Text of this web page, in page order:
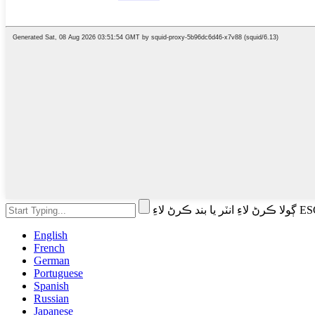
English
French
German
Portuguese
Spanish
Russian
Japanese